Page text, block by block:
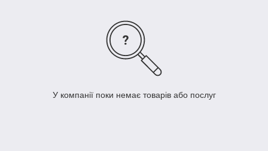
У компанії поки немає товарів або послуг